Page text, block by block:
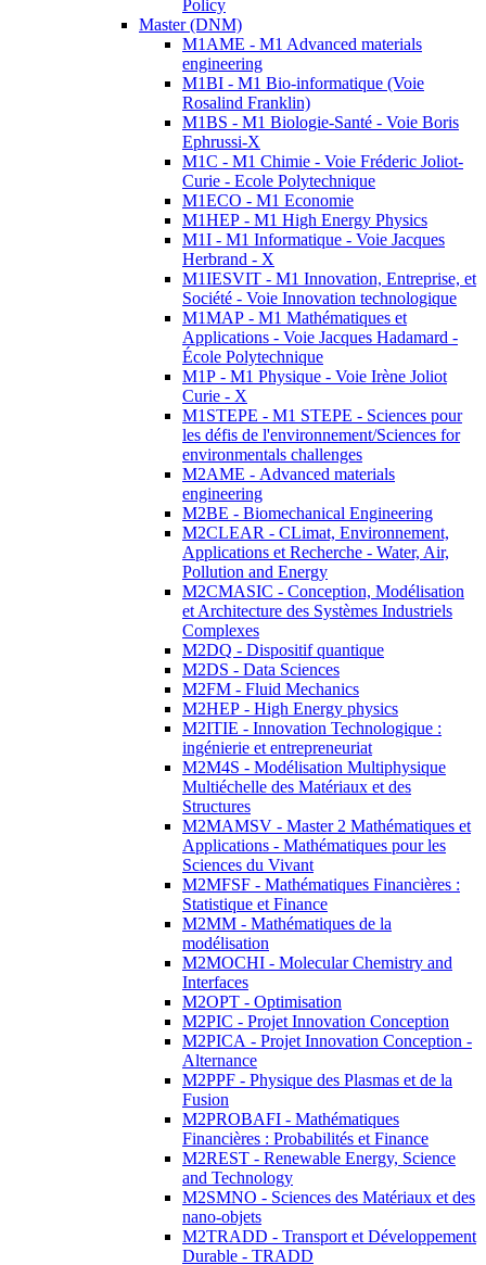
Policy
Master (DNM)
M1AME - M1 Advanced materials
engineering
M1BI - M1 Bio-informatique (Voie
Rosalind Franklin)
M1BS - M1 Biologie-Santé - Voie Boris
Ephrussi-X
M1C - M1 Chimie - Voie Fréderic Joliot-
Curie - Ecole Polytechnique
M1ECO - M1 Economie
M1HEP - M1 High Energy Physics
M1I - M1 Informatique - Voie Jacques
Herbrand - X
M1IESVIT - M1 Innovation, Entreprise, et
Société - Voie Innovation technologique
M1MAP - M1 Mathématiques et
Applications - Voie Jacques Hadamard -
École Polytechnique
M1P - M1 Physique - Voie Irène Joliot
Curie - X
M1STEPE - M1 STEPE - Sciences pour
les défis de l'environnement/Sciences for
environmentals challenges
M2AME - Advanced materials
engineering
M2BE - Biomechanical Engineering
M2CLEAR - CLimat, Environnement,
Applications et Recherche - Water, Air,
Pollution and Energy
M2CMASIC - Conception, Modélisation
et Architecture des Systèmes Industriels
Complexes
M2DQ - Dispositif quantique
M2DS - Data Sciences
M2FM - Fluid Mechanics
M2HEP - High Energy physics
M2ITIE - Innovation Technologique :
ingénierie et entrepreneuriat
M2M4S - Modélisation Multiphysique
Multiéchelle des Matériaux et des
Structures
M2MAMSV - Master 2 Mathématiques et
Applications - Mathématiques pour les
Sciences du Vivant
M2MFSF - Mathématiques Financières :
Statistique et Finance
M2MM - Mathématiques de la
modélisation
M2MOCHI - Molecular Chemistry and
Interfaces
M2OPT - Optimisation
M2PIC - Projet Innovation Conception
M2PICA - Projet Innovation Conception -
Alternance
M2PPF - Physique des Plasmas et de la
Fusion
M2PROBAFI - Mathématiques
Financières : Probabilités et Finance
M2REST - Renewable Energy, Science
and Technology
M2SMNO - Sciences des Matériaux et des
nano-objets
M2TRADD - Transport et Développement
Durable - TRADD